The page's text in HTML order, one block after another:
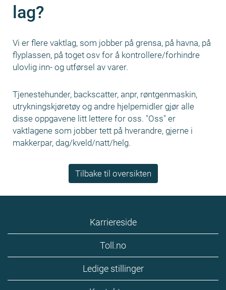
lag?
Vi er flere vaktlag, som jobber på grensa, på havna, på
flyplassen, på toget osv for å kontrollere/forhindre
ulovlig inn- og utførsel av varer.
Tjenestehunder, backscatter, anpr, røntgenmaskin,
utrykningskjøretøy og andre hjelpemidler gjør alle
disse oppgavene litt lettere for oss. "Oss" er
vaktlagene som jobber tett på hverandre, gjerne i
makkerpar, dag/kveld/natt/helg.
Tilbake til oversikten
Karriereside
Toll.no
Ledige stillinger